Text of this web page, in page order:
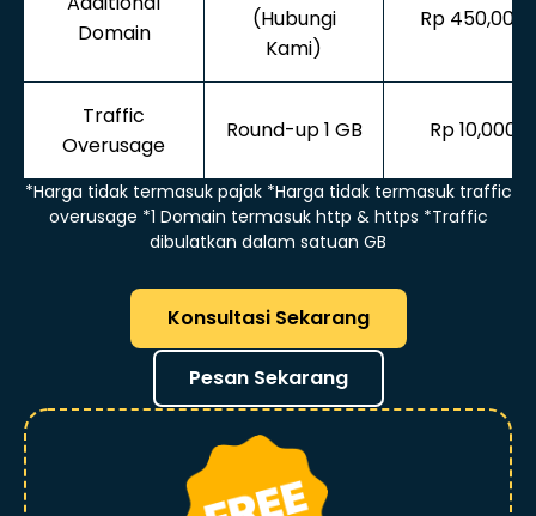
Domain
(Hubungi
Kami)
Rp 450,000
Traffic
Overusage
Round-up 1 GB Rp 10,000
*Harga tidak termasuk pajak *Harga tidak termasuk traffic
overusage *1 Domain termasuk http & https *Traffic
dibulatkan dalam satuan GB
Konsultasi Sekarang
Pesan Sekarang